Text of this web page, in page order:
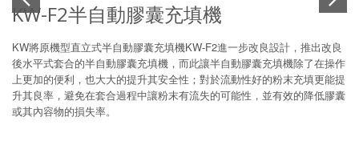
KW-F2半自動膠囊充填機
KW將原機型直立式半自動膠囊充填機KW-F2進一步改良設計，推出改良
後水平式套合的半自動膠囊充填機，而此讓半自動膠囊充填機除了在操作
上更加的便利，也大大的提升其安全性；對於流動性好的粉末充填更能提
升其良率，避免在套合過程中讓粉末有流失的可能性，並有效的降低膠囊
或其內容物的損失率。